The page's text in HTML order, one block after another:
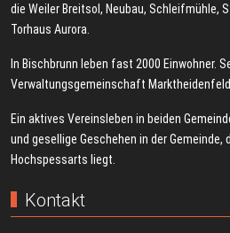
die Weiler Breitsol, Neubau, Schleifmühle,
Torhaus Aurora.
In Bischbrunn leben fast 2000 Einwohner.
Verwaltungsgemeinschaft Marktheidenfeld.
Ein aktives Vereinsleben in beiden
und gesellige Geschehen in der Gemeinde,
Hochspessarts liegt.
Kontakt